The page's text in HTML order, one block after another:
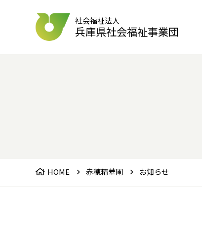
社会福祉法人
兵庫県社会福祉事業団
HOME 赤穂精華園 お知らせ